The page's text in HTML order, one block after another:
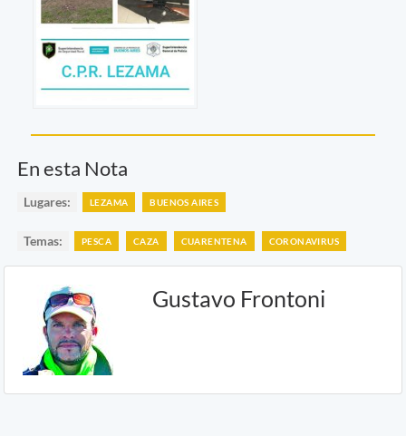
En esta Nota
Lugares: LEZAMA BUENOS AIRES
Temas: PESCA CAZA CUARENTENA CORONAVIRUS
Gustavo Frontoni